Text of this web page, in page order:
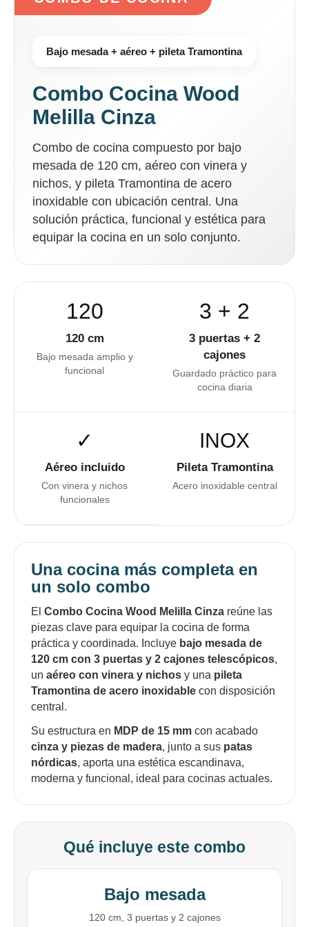
Bajo mesada + aéreo + pileta Tramontina
Combo Cocina Wood
Melilla Cinza
Combo de cocina compuesto por bajo
mesada de 120 cm, aéreo con vinera y
nichos, y pileta Tramontina de acero
inoxidable con ubicación central. Una
solución práctica, funcional y estética para
equipar la cocina en un solo conjunto.
120
120 cm
Bajo mesada amplio y
funcional
3 + 2
3 puertas + 2
cajones
Guardado práctico para
cocina diaria
✓
Aéreo incluido
Con vinera y nichos
funcionales
INOX
Pileta Tramontina
Acero inoxidable central
Una cocina más completa en
un solo combo
El Combo Cocina Wood Melilla Cinza reúne las
piezas clave para equipar la cocina de forma
práctica y coordinada. Incluye bajo mesada de
120 cm con 3 puertas y 2 cajones telescópicos,
un aéreo con vinera y nichos y una pileta
Tramontina de acero inoxidable con disposición
central.
Su estructura en MDP de 15 mm con acabado
cinza y piezas de madera, junto a sus patas
nórdicas, aporta una estética escandinava,
moderna y funcional, ideal para cocinas actuales.
Qué incluye este combo
Bajo mesada
120 cm, 3 puertas y 2 cajones